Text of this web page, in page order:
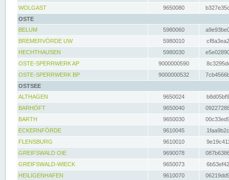
WOLGAST
9650080
OSTE
BELUM
5980060
BREMERVÖRDE UW
5980010
HECHTHAUSEN
5980030
OSTE-SPERRWERK AP
9000000590
OSTE-SPERRWERK BP
9000000532
OSTSEE
ALTHAGEN
9650024
BARHÖFT
9650040
BARTH
9650030
ECKERNFÖRDE
9610045
FLENSBURG
9610010
GREIFSWALD OIE
9690078
GREIFSWALD-WIECK
9650073
HEILIGENHAFEN
9610070